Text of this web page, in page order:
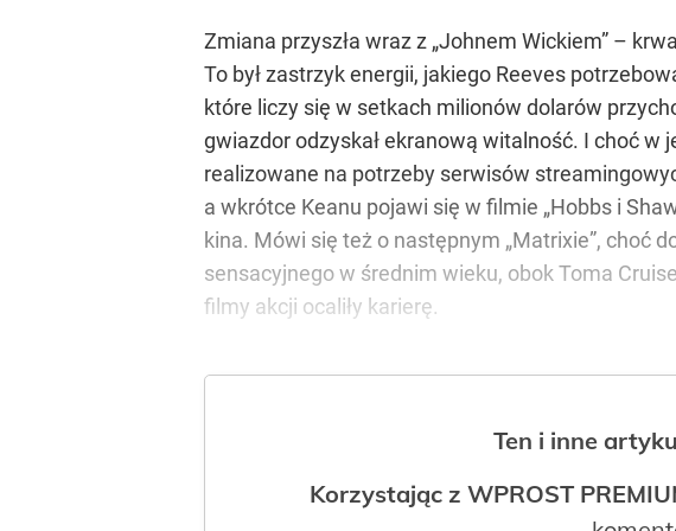
Zmiana przyszła wraz z „Johnem Wickiem” –
To był zastrzyk energii, jakiego Reeves
które liczy się w setkach milionów dolarów
gwiazdor odzyskał ekranową witalność. I choć w
realizowane na potrzeby serwisów
a wkrótce Keanu pojawi się w filmie „Hobbs i
kina. Mówi się też o następnym „Matrixie”, choć
sensacyjnego w średnim wieku, obok Toma
filmy akcji ocaliły karierę.
Ten i inne
Korzystając z WPROST